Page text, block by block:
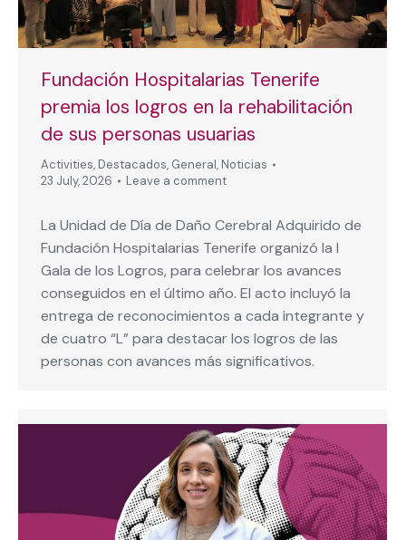
Fundación Hospitalarias Tenerife
premia los logros en la rehabilitación
de sus personas usuarias
Activities, Destacados, General, Noticias
23 July, 2026
Leave a comment
La Unidad de Día de Daño Cerebral Adquirido de
Fundación Hospitalarias Tenerife organizó la I
Gala de los Logros, para celebrar los avances
conseguidos en el último año. El acto incluyó la
entrega de reconocimientos a cada integrante y
de cuatro “L” para destacar los logros de las
personas con avances más significativos.